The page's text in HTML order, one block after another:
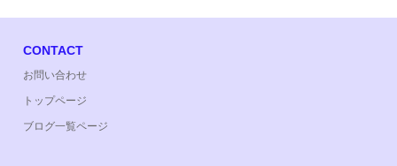
CONTACT
お問い合わせ
トップページ
ブログ一覧ページ